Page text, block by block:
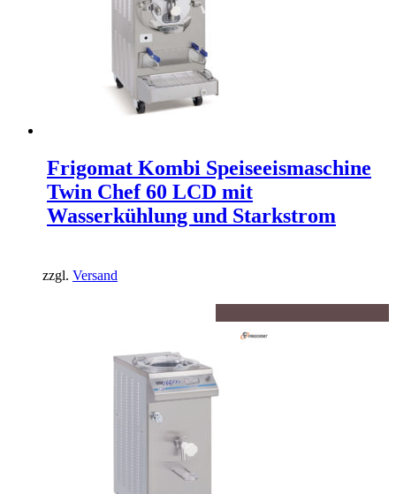
Frigomat Kombi Speiseeismaschine
Twin Chef 60 LCD mit
Wasserkühlung und Starkstrom
zzgl. Versand